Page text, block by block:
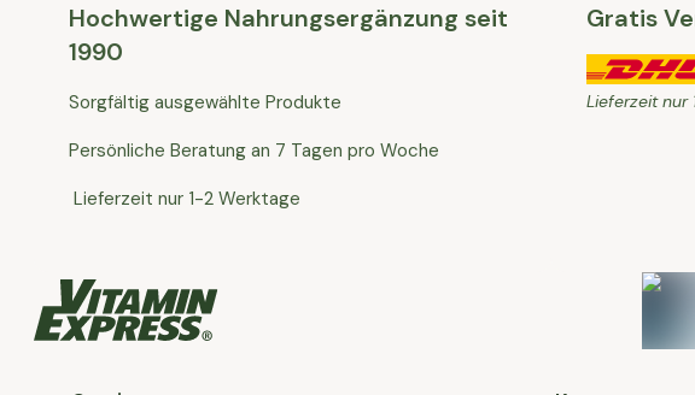
Hochwertige Nahrungsergänzung seit
1990
Sorgfältig ausgewählte Produkte
Persönliche Beratung an 7 Tagen pro Woche
Lieferzeit nur 1-2 Werktage
Gratis
Lieferzeit nur